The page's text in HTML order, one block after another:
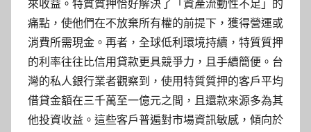
來收益。特質質押恰好解決了「資產流動性不足」的
痛點，使他們在不放棄所有權的前提下，獲得營運或
消費所需現金。再者，全球低利環境持續，特質質押
的利率往往比信用貸款更具競爭力，且手續簡便。台
灣的私人銀行業者觀察到，使用特質質押的客戶平均
借貸金額在三千萬至一億元之間，且還款來源多為其
他投資收益。這些客戶普遍對市場資訊敏感，傾向於